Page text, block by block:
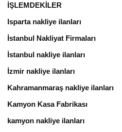
İŞLEMDEKİLER
Isparta nakliye ilanları
İstanbul Nakliyat Firmaları
İstanbul nakliye ilanları
İzmir nakliye ilanları
Kahramanmaraş nakliye ilanları
Kamyon Kasa Fabrikası
kamyon nakliye ilanları